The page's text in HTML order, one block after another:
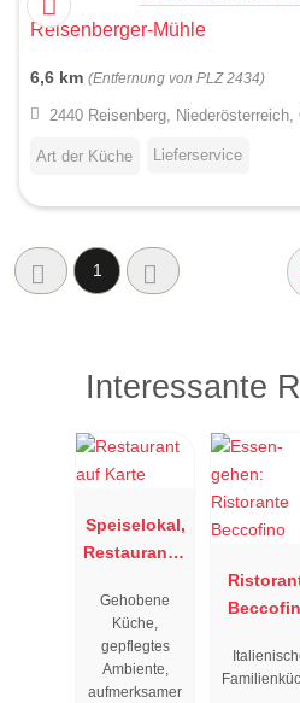
Reisenberger-Mühle
6,6 km (Entfernung von PLZ 2434)
2440 Reisenberg, Niederösterreich,
Art der Küche Lieferservice
1
Interessante
Speiselokal,
Restaurant "
"
Gehobene
Küche,
gepflegtes
Ambiente,
aufmerksamer